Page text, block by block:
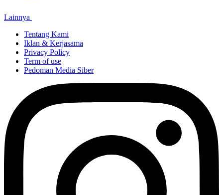
Lainnya
Tentang Kami
Iklan & Kerjasama
Privacy Policy
Term of use
Pedoman Media Siber